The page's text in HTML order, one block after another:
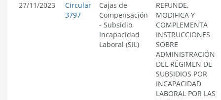
27/11/2023
Circular
3797
Cajas de
Compensación
- Subsidio
Incapacidad
Laboral (SIL)
REFUNDE,
MODIFICA Y
COMPLEMENTA
INSTRUCCIONES
SOBRE
ADMINISTRACIÓN
DEL RÉGIMEN DE
SUBSIDIOS POR
INCAPACIDAD
LABORAL POR LAS